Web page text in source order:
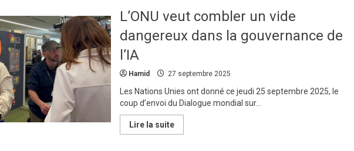
«
bébé
»
transformer
en
prédateur
L’ONU veut combler un vide
dangereux dans la gouvernance de
l’IA
Hamid 27 septembre 2025
Les Nations Unies ont donné ce jeudi 25 septembre 2025, le
coup d’envoi du Dialogue mondial sur...
Lire la suiteEn
savoir